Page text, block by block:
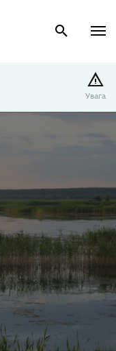
Увага